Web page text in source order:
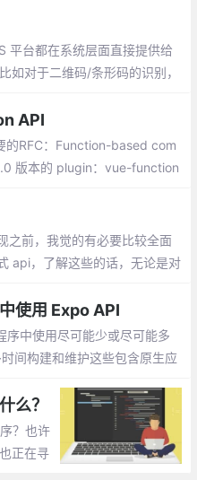
平台都在系统层面直接提供给
如对于二维码/条形码的识别，
API
的RFC：Function-based com
版本的 plugin：vue-function
之前，我觉的有必要比较全面
api，了解这些的话，无论是对
使用 Expo API
中使用尽可能少或尽可能多
间构建和维护这些包含原生应
么？
？也许
正在寻